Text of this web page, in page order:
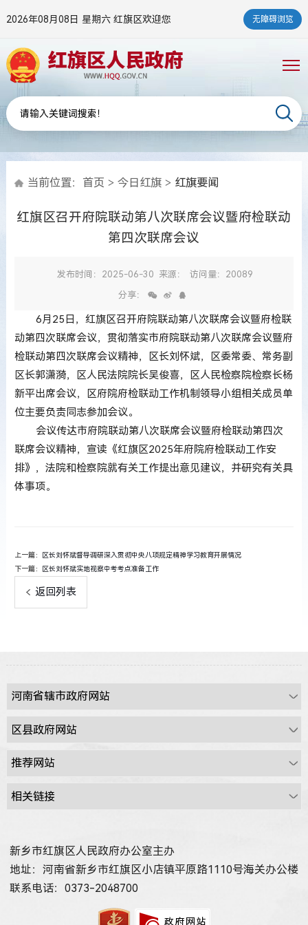
2026年08月08日 星期六红旗区欢迎您 无障碍浏览
当前位置： 首页 > 今日红旗 > 红旗要闻
红旗区召开府院联动第八次联席会议暨府检联动
第四次联席会议
发布时间：2025-06-30 来源： 访问量：20089
分享：
6月25日，红旗区召开府院联动第八次联席会议暨府检联
动第四次联席会议，贯彻落实市府院联动第八次联席会议暨府
检联动第四次联席会议精神，区长刘怀斌，区委常委、常务副
区长郭潇漪，区人民法院院长吴俊喜，区人民检察院检察长杨
新平出席会议，区府院府检联动工作机制领导小组相关成员单
位主要负责同志参加会议。
会议传达市府院联动第八次联席会议暨府检联动第四次
联席会议精神，宣读《红旗区2025年府院府检联动工作安
排》，法院和检察院就有关工作提出意见建议，并研究有关具
体事项。
上一篇：
区长刘怀斌督导调研深入贯彻中央八项规定精神学习教育开展情况
下一篇：
区长刘怀斌实地视察中考考点准备工作
返回列表
新乡市红旗区人民政府办公室主办
地址：河南省新乡市红旗区小店镇平原路1110号海关办公楼
联系电话：0373-2048700